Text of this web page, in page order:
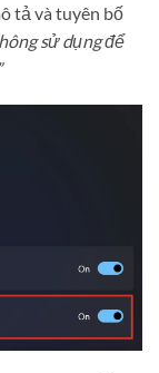
tả và tuyên bố
sử dụng để